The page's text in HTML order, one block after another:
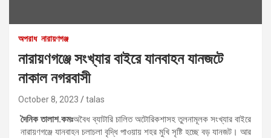
অপরাধ নারায়ণগঞ্জ
নারায়ণগঞ্জে সংখ্যার বাইরে যানবাহন যানজটে
নাকাল নগরবাসী
October 8, 2023 talas
দৈনিক তালাশ.কমঃঅবৈধ ব্যাটারি চালিত অটোরিকশাসহ তুলনামূলক সংখ্যার বাইরে
নারায়ণগঞ্জে যানবাহন চলাচলা বৃদ্ধি পাওয়ায় শহর মুখি সৃষ্টি হচ্ছে বড় যানজট। আর